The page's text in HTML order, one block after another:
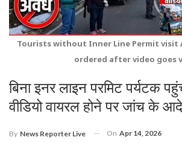
Tourists without Inner Line Permit visit
ordered after video goes
बिना इनर लाइन परमिट पर्यटक
वीडियो वायरल होने पर जांच के
By News Reporter Live On Apr 14, 2026